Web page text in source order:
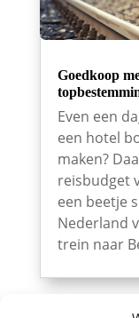
Goedkoop
Even een
een hotel
maken?
reisbudget
een beetje
Nederland
trein naar